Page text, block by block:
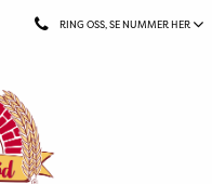
RING OSS, SE NUMMER HER